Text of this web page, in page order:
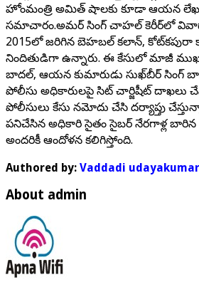
హోంమంత్రి అమిత్ షాలకు కూడా ఆయన
సమాచారం.అమర్ సింగ్ చాహల్ కెరీర్‌లో
2015లో జరిగిన బెహబల్ కలాన్,
నిందితుడిగా ఉన్నారు. ఈ కేసులో మాజీ
బాదల్, ఆయన కుమారుడు సుఖ్‌బీర్ సింగ్
పోలీసు అధికారులపై సిట్ చార్జిషీట్ దాఖలు
పోలీసులు కేసు నమోదు చేసి దర్యాప్తు
పనిచేసిన అధికారి సైతం సైబర్ నేరగాళ్ల
అందరికీ ఆందోళన కలిగిస్తోంది.
Authored by: Vaddadi udayakumar
About admin